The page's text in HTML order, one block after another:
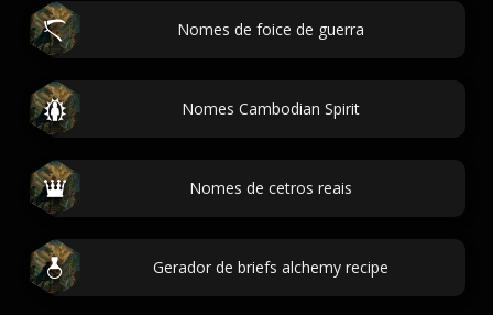
Nomes de foice de guerra
Nomes Cambodian Spirit
Nomes de cetros reais
Gerador de briefs alchemy recipe